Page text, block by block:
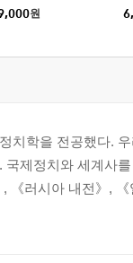
원
치학을 전공했다.
국제정치와 세계사
《러시아 내전》,